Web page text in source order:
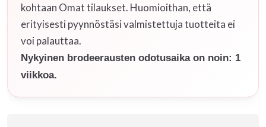
kohtaan Omat tilaukset. Huomioithan, että
erityisesti pyynnöstäsi valmistettuja tuotteita ei
voi palauttaa.
Nykyinen brodeerausten odotusaika on noin: 1
viikkoa.